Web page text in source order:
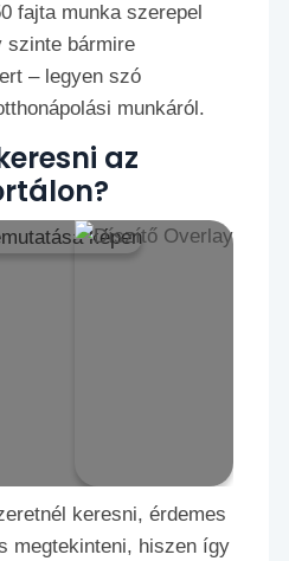
fajta munka szerepel
szinte bármire
– legyen szó
munkáról.
az
keresni, érdemes
megtekinteni, hiszen így